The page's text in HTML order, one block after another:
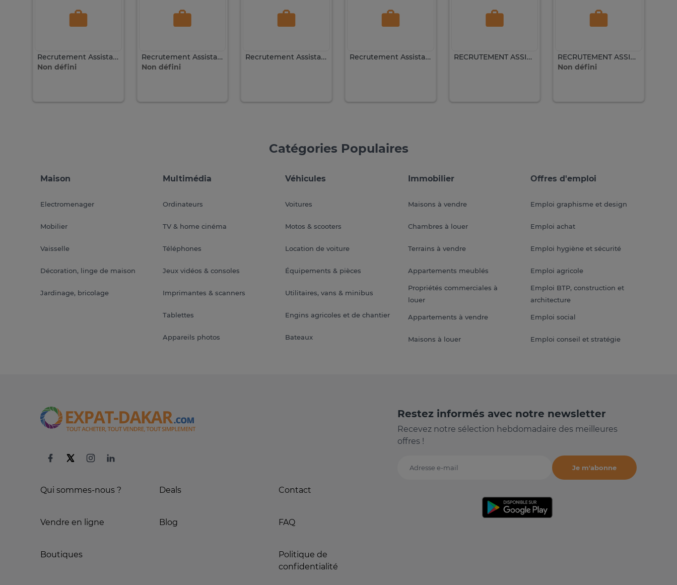
Recrutement Assistante commerciale expérimentée
Non défini
Recrutement Assistante commerciale expérimentée
Non défini
Recrutement Assistante commerciale expérimentée Recrutement Assistante Commerciale RECRUTEMENT ASSISTANTE COMMERCIALE
RECRUTEMENT ASSISTANTE COMMERCIALE
Non défini
Catégories Populaires
Maison
Electromenager
Mobilier
Vaisselle
Décoration, linge de maison
Jardinage, bricolage
Multimédia
Ordinateurs
TV & home cinéma
Téléphones
Jeux vidéos & consoles
Imprimantes & scanners
Tablettes
Appareils photos
Véhicules
Voitures
Motos & scooters
Location de voiture
Équipements & pièces
Utilitaires, vans & minibus
Engins agricoles et de chantier
Bateaux
Immobilier
Maisons à vendre
Chambres à louer
Terrains à vendre
Appartements meublés
Propriétés commerciales à
louer
Appartements à vendre
Maisons à louer
Offres d'emploi
Emploi graphisme et design
Emploi achat
Emploi hygiène et sécurité
Emploi agricole
Emploi BTP, construction et
architecture
Emploi social
Emploi conseil et stratégie
Qui sommes-nous ?
Vendre en ligne
Boutiques
Deals
Blog
Contact
FAQ
Politique de
confidentialité
Restez informés avec notre newsletter
Recevez notre sélection hebdomadaire des meilleures
offres !
Adresse e-mail
Je m'abonne